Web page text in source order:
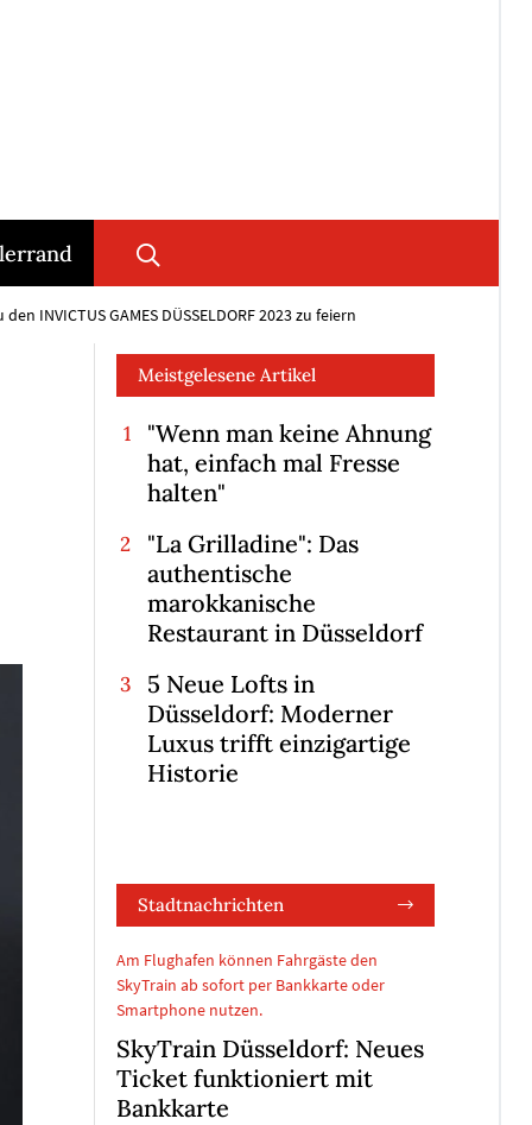
INVICTUS GAMES DÜSSELDORF 2023 zu feiern
Meistgelesene Artikel
"Wenn man keine Ahnung
hat, einfach mal Fresse
halten"
"La Grilladine": Das
authentische
marokkanische
Restaurant in Düsseldorf
5 Neue Lofts in
Düsseldorf: Moderner
Luxus trifft einzigartige
Historie
Stadtnachrichten
Am Flughafen können Fahrgäste den
SkyTrain ab sofort per Bankkarte oder
Smartphone nutzen.
SkyTrain Düsseldorf: Neues
Ticket funktioniert mit
Bankkarte